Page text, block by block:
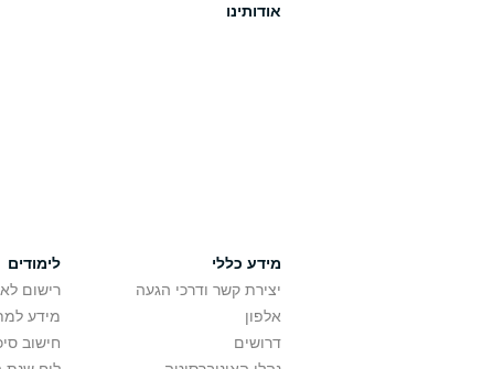
אודותינו
מידע כללי
יצירת קשר ודרכי הגעה
אלפון
דרושים
לימודים
רישום
מידע
חישוב